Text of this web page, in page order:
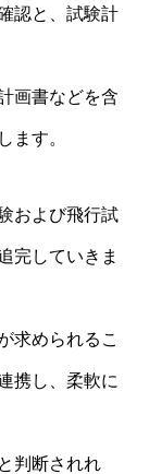
認と、試験計
画書などを含
ます。
および飛行試
完していきま
求められるこ
携し、柔軟に
判断されれ